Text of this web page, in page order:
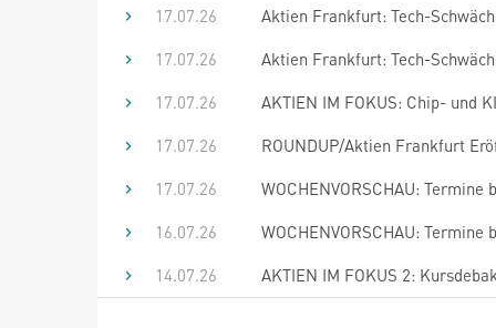
17.07.26
Aktien Frankfurt: Tech-
17.07.26
Aktien Frankfurt: Tech-
17.07.26
AKTIEN IM FOKUS: Chip- und
17.07.26
ROUNDUP/Aktien Frankfurt
17.07.26
WOCHENVORSCHAU: Termine
16.07.26
WOCHENVORSCHAU: Termine
14.07.26
AKTIEN IM FOKUS 2: